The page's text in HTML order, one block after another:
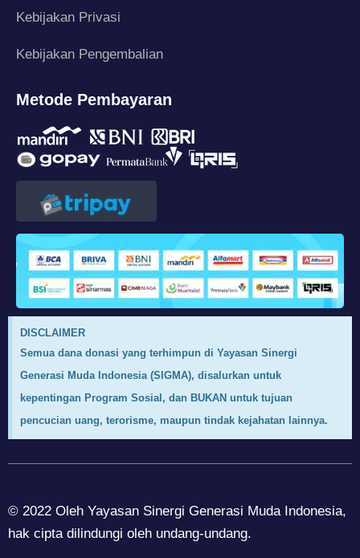
Kebijakan Privasi
Kebijakan Pengembalian
Metode Pembayaran
DISCLAIMER
Semua dana donasi yang terhimpun di Yayasan Sinergi
Generasi Muda Indonesia (SIGMA), disalurkan untuk
kepentingan Program Sosial, dan BUKAN untuk tujuan
pencucian uang, terorisme, maupun tindak kejahatan lainnya.
© 2022 Oleh Yayasan Sinergi Generasi Muda Indonesia,
hak cipta dilindungi oleh undang-undang.